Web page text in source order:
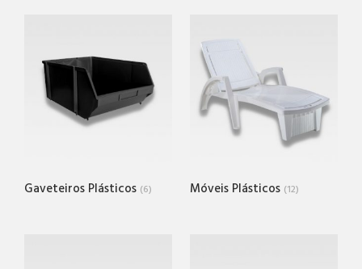
Gaveteiros Plásticos (6) Móveis Plásticos (12)